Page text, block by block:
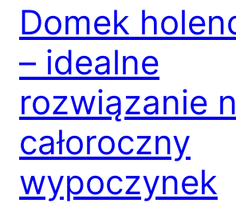
Domek
– idealne
rozwiązanie
całoroczny
wypoczynek